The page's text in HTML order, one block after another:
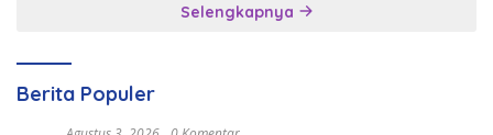
Selengkapnya
Berita Populer